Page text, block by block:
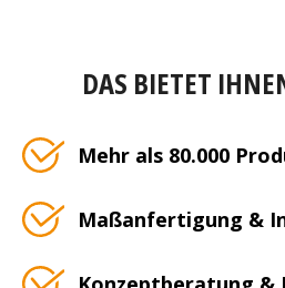
DAS BIETET
Mehr als 80.000
Maßanfertigung &